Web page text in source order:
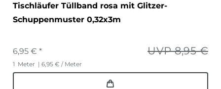
Tischläufer Tüllband rosa mit Glitzer-
Schuppenmuster 0,32x3m
UVP 8,95 €
6,95 € *
1 Meter | 6,95 € / Meter